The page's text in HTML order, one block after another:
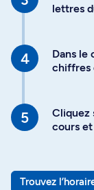
lettres
Dans le
chiffres
Cliquez
cours
Trouvez